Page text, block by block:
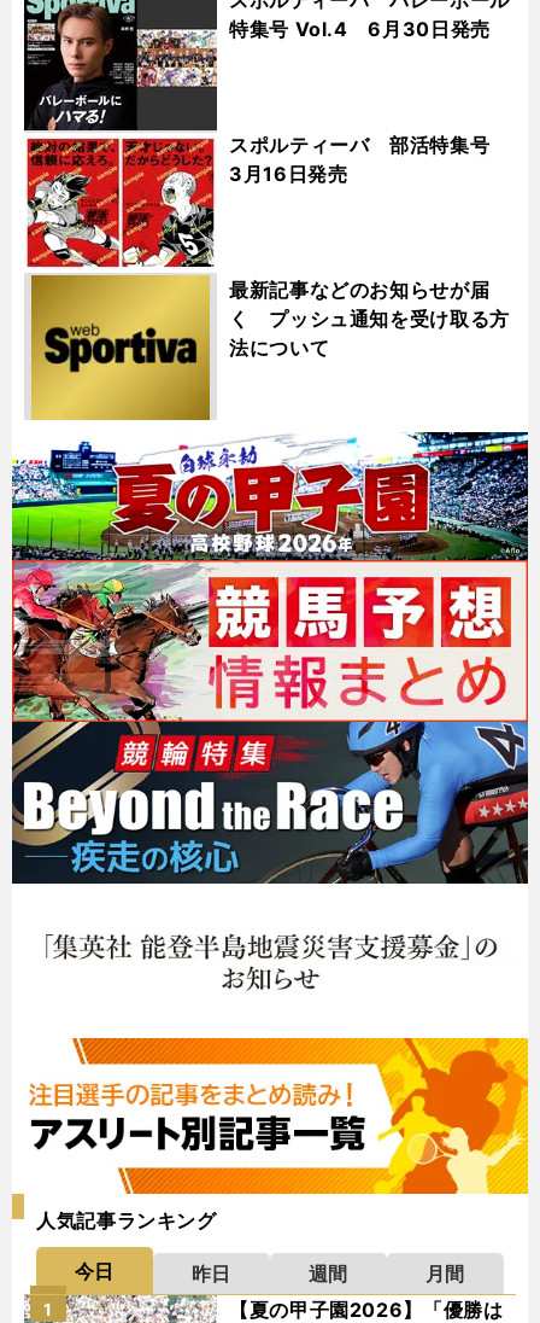
特集号 Vol.4 6月30日発売
スポルティーバ 部活特集号
3月16日発売
最新記事などのお知らせが届
く プッシュ通知を受け取る方
法について
人気記事ランキング
今日 昨日 週間
月間
【夏の甲子園2026】「優勝は
1